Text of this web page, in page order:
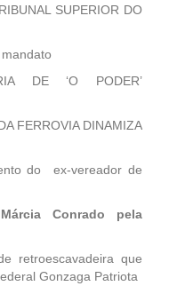
SUPERIOR DO
DE ‘O PODER’
FERROVIA DINAMIZA
do ex-vereador de
Conrado pela
retroescavadeira que
Gonzaga Patriota